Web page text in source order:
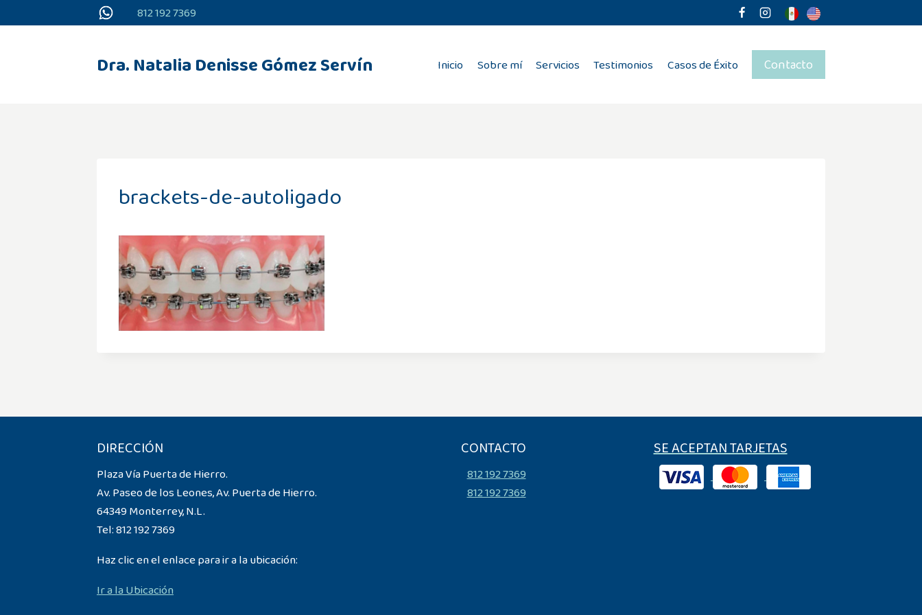
al
812 192 7369
Dra. Natalia Denisse Gómez Servín Inicio Sobre mí Servicios Testimonios Casos de Éxito Contacto
brackets-de-autoligado
DIRECCIÓN
Plaza Vía Puerta de Hierro.
Av. Paseo de los Leones, Av. Puerta de Hierro.
64349 Monterrey, N.L.
Tel:812 192 7369
Haz clic en el enlace para ir a la ubicación:
Ir a la Ubicación
CONTACTO
812 192 7369
812 192 7369
SE ACEPTAN TARJETAS